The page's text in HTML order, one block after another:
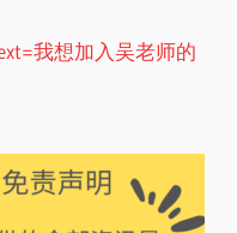
我想加入吴老师的